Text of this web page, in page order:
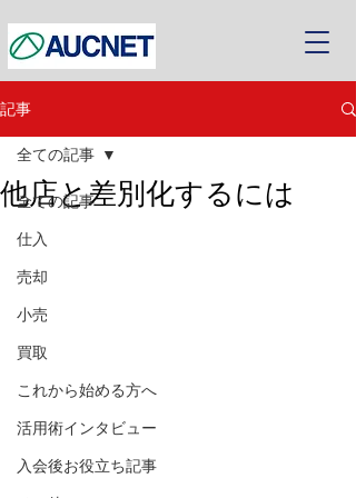
記事
全ての記事
仕入
売却
小売
買取
これから始める方へ
活用術インタビュー
入会後お役立ち記事
全ての記事
他店と差別化するには